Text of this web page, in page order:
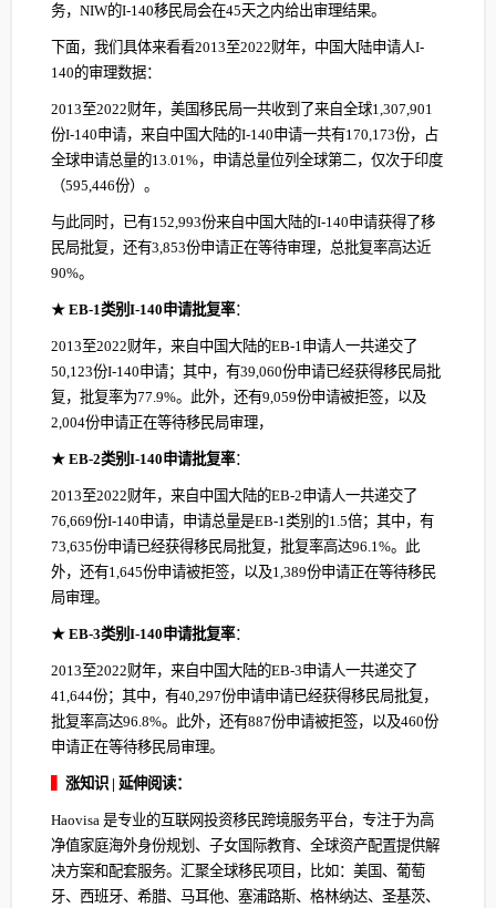
务，NIW的I-140移民局会在45天之内给出审理结果。
下面，我们具体来看看2013至2022财年，中国大陆申请人I-
140的审理数据：
2013至2022财年，美国移民局一共收到了来自全球1,307,901
份I-140申请，来自中国大陆的I-140申请一共有170,173份，占
全球申请总量的13.01%，申请总量位列全球第二，仅次于印度
（595,446份）。
与此同时，已有152,993份来自中国大陆的I-140申请获得了移
民局批复，还有3,853份申请正在等待审理，总批复率高达近
90%。
★ EB-1类别I-140申请批复率：
2013至2022财年，来自中国大陆的EB-1申请人一共递交了
50,123份I-140申请；其中，有39,060份申请已经获得移民局批
复，批复率为77.9%。此外，还有9,059份申请被拒签，以及
2,004份申请正在等待移民局审理，
★ EB-2类别I-140申请批复率：
2013至2022财年，来自中国大陆的EB-2申请人一共递交了
76,669份I-140申请，申请总量是EB-1类别的1.5倍；其中，有
73,635份申请已经获得移民局批复，批复率高达96.1%。此
外，还有1,645份申请被拒签，以及1,389份申请正在等待移民
局审理。
★ EB-3类别I-140申请批复率：
2013至2022财年，来自中国大陆的EB-3申请人一共递交了
41,644份；其中，有40,297份申请申请已经获得移民局批复，
批复率高达96.8%。此外，还有887份申请被拒签，以及460份
申请正在等待移民局审理。
涨知识 | 延伸阅读：
Haovisa 是专业的互联网投资移民跨境服务平台，专注于为高
净值家庭海外身份规划、子女国际教育、全球资产配置提供解
决方案和配套服务。汇聚全球移民项目，比如：美国、葡萄
牙、西班牙、希腊、马耳他、塞浦路斯、格林纳达、圣基茨、